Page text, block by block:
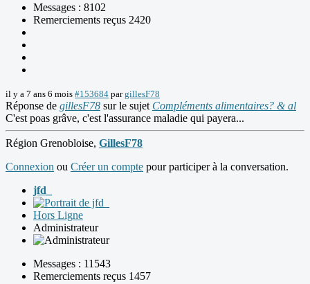
Messages : 8102
Remerciements reçus 2420
il y a 7 ans 6 mois #153684 pargillesF78
Réponse de gillesF78 sur le sujet Compléments alimentaires? & al
C'est poas grâve, c'est l'assurance maladie qui payera...
Région Grenobloise, GillesF78
Connexion ou Créer un compte pour participer à la conversation.
jfd_
Hors Ligne
Administrateur
Messages : 11543
Remerciements reçus 1457